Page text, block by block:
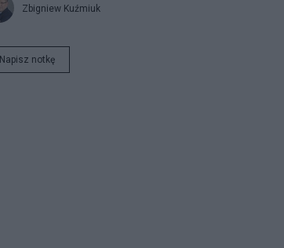
Zbigniew Kuźmiuk
Napisz notkę